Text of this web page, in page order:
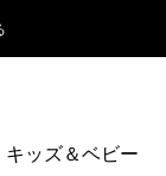
キッズ＆ベビー